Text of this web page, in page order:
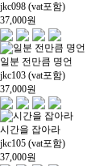
jkc098 (vat포함)
37,000원
일분 전만큼 명언
jkc103 (vat포함)
37,000원
시간을 잡아라
jkc105 (vat포함)
37,000원